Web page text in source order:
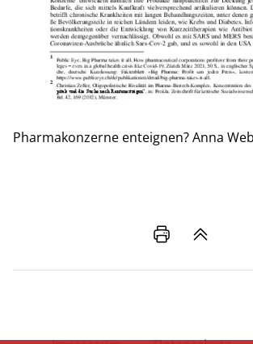
Pharmakonzerne enteignen?Anna